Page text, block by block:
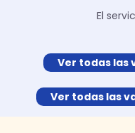
El
Ver todas las
Ver todas las